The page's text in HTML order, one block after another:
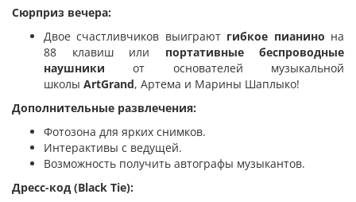
Сюрприз вечера:
Двое счастливчиков выиграют гибкое пианино на
88 клавиш или портативные беспроводные
наушники от основателей музыкальной
школы ArtGrand, Артема и Марины Шаплыко!
Дополнительные развлечения:
Фотозона для ярких снимков.
Интерактивы с ведущей.
Возможность получить автографы музыкантов.
Дресс-код (Black Tie):